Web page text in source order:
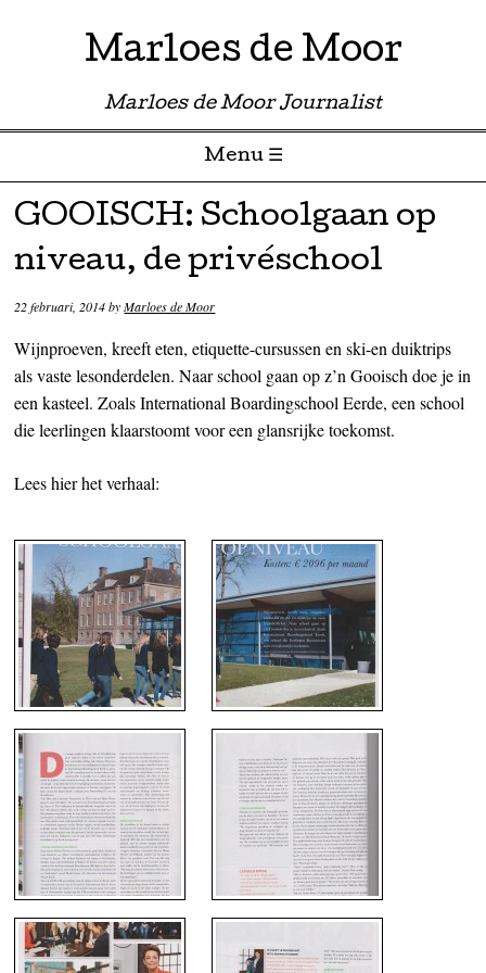
Marloes de Moor
Marloes de Moor Journalist
Menu ☰
Skip to content
GOOISCH: Schoolgaan op
niveau, de privéschool
22 februari, 2014byMarloes de Moor
Wijnproeven, kreeft eten, etiquette-cursussen en ski-en duiktrips
als vaste lesonderdelen. Naar school gaan op z’n Gooisch doe je in
een kasteel. Zoals International Boardingschool Eerde, een school
die leerlingen klaarstoomt voor een glansrijke toekomst.
Lees hier het verhaal: